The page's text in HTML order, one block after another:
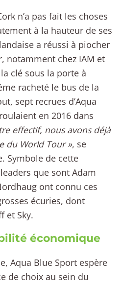
n’a pas fait les choses
à la hauteur de ses
a réussi à piocher
notamment chez IAM et
clé sous la porte à
racheté le bus de la
sept recrues d’Aqua
en 2016 dans
effectif, nous avons déjà
du World Tour », se
Symbole de cette
que sont Adam
ont connu ces
écuries, dont
et Sky.
économique
Aqua Blue Sport espère
de choix au sein du